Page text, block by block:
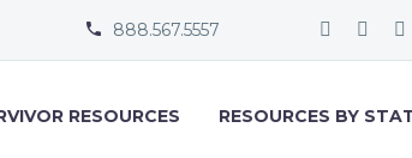

 888.567.5557
RESOURCES RESOURCES BY